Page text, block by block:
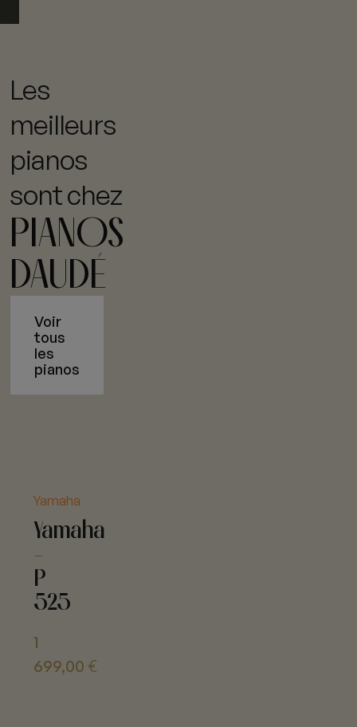
Les
meilleurs
pianos
sont chez
PIANOS
DAUDÉ
Voir
tous
les
pianos
Yamaha
Yamaha
-
P
525
1
699,00 €